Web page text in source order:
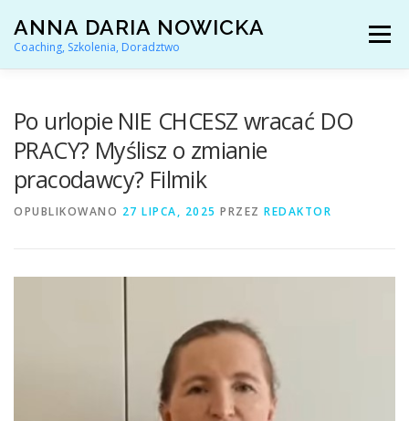
treści
ANNA DARIA NOWICKA
Coaching, Szkolenia, Doradztwo
Menu
DORADZTWO ZAWODOWE
Po urlopie NIE CHCESZ wracać DO
PRACY? Myślisz o zmianie
pracodawcy? Filmik
OPUBLIKOWANO 27 LIPCA, 2025 PRZEZ REDAKTOR